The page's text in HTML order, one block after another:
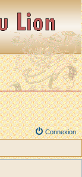
Connexion